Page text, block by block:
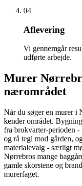
04
Aflevering
Vi gennemgår
udførte arbejde.
Murer
nærområdet
Når du søger en murer i
kender området.
fra brokvarter-perioden -
og rå tegl mod gården,
materialevalg - særligt
Nørrebros mange
gamle skorstene og
murerfaget.